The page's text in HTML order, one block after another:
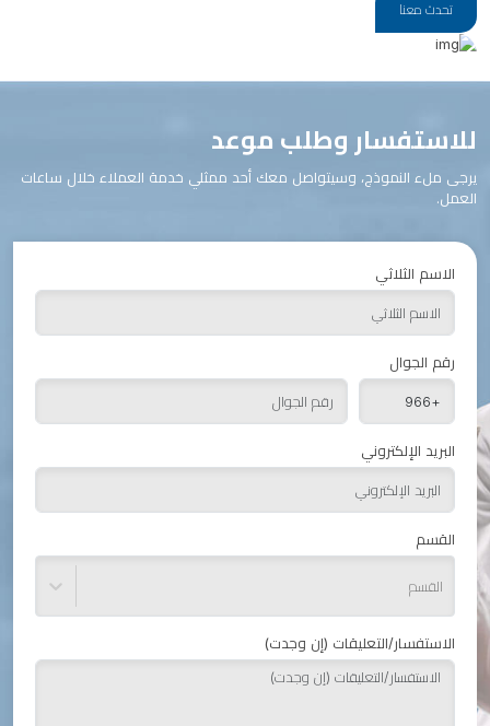
تحدث معنا
للاستفسار وطلب موعد
يرجى ملء النموذج، وسيتواصل معك أحد ممثلي خدمة العملاء خلال ساعات
العمل.
الاسم الثلاثي
رقم الجوال
البريد الإلكتروني
القسم
القسم
الاستفسار/التعليقات (إن وجدت)